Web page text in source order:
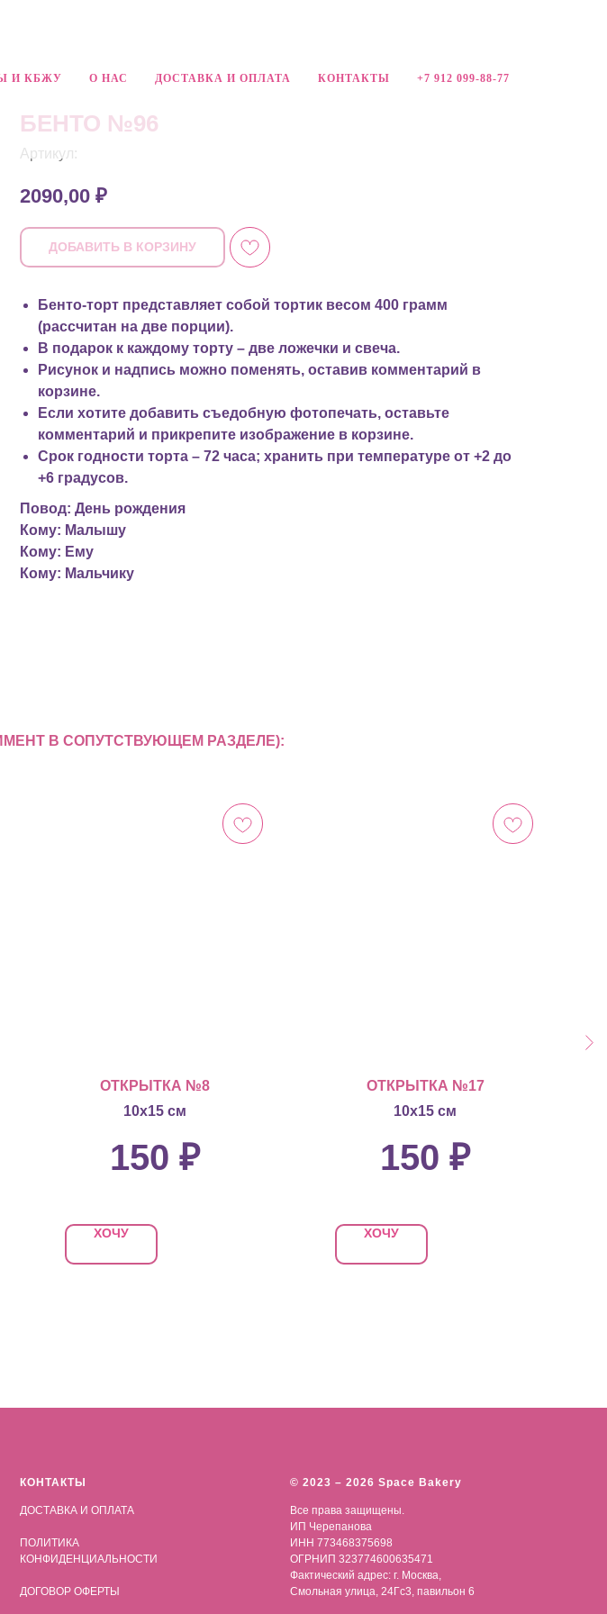
И КБЖУ О НАС ДОСТАВКА И ОПЛАТА КОНТАКТЫ +7 912 099-88-77
БЕНТО №96
Артикул:
2090,00 ₽
ДОБАВИТЬ В КОРЗИНУ
Бенто-торт представляет собой тортик весом 400 грамм
(рассчитан на две порции).
В подарок к каждому торту – две ложечки и свеча.
Рисунок и надпись можно поменять, оставив комментарий в
корзине.
Если хотите добавить съедобную фотопечать, оставьте
комментарий и прикрепите изображение в корзине.
Срок годности торта – 72 часа; хранить при температуре от +2 до
+6 градусов.
Повод: День рождения
Кому: Малышу
Кому: Ему
Кому: Мальчику
В СОПУТСТВУЮЩЕМ РАЗДЕЛЕ):
ОТКРЫТКА №8
10х15 см
150 ₽
ХОЧУ
ОТКРЫТКА №17
10х15 см
150 ₽
ХОЧУ
КОНТАКТЫ
ДОСТАВКА И ОПЛАТА
ПОЛИТИКА
КОНФИДЕНЦИАЛЬНОСТИ
ДОГОВОР ОФЕРТЫ
© 2023 – 2026 Space Bakery
Все права защищены.
ИП Черепанова
ИНН 773468375698
ОГРНИП 323774600635471
Фактический адрес: г. Москва,
Смольная улица, 24Гс3, павильон 6